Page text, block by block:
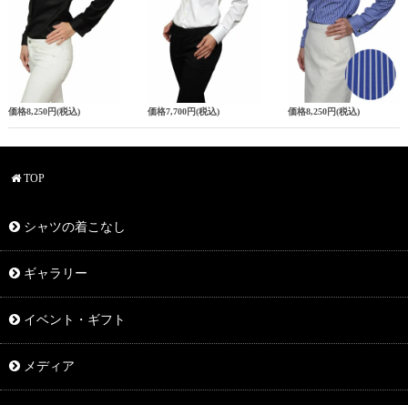
価格8,250円(税込) 価格7,700円(税込) 価格8,250円(税込)
TOP
シャツの着こなし
ギャラリー
イベント・ギフト
メディア